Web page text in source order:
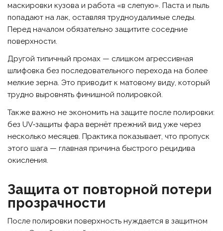
маскировки кузова и работа «в слепую». Паста и пыль
попадают на лак, оставляя трудноудалимые следы.
Перед началом обязательно защитите соседние
поверхности.
Другой типичный промах — слишком агрессивная
шлифовка без последовательного перехода на более
мелкие зерна. Это приводит к матовому виду, который
трудно выровнять финишной полировкой.
Также важно не экономить на защите после полировки:
без UV‑защиты фара вернёт прежний вид уже через
несколько месяцев. Практика показывает, что пропуск
этого шага — главная причина быстрого рецидива
окисления.
Защита от повторной потери
прозрачности
После полировки поверхность нуждается в защитном